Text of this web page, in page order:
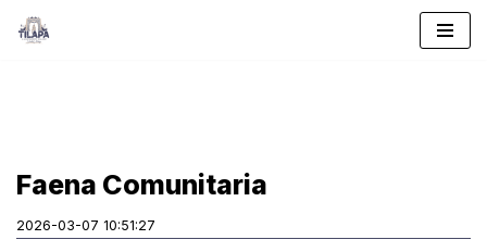
Faena Comunitaria
2026-03-07 10:51:27